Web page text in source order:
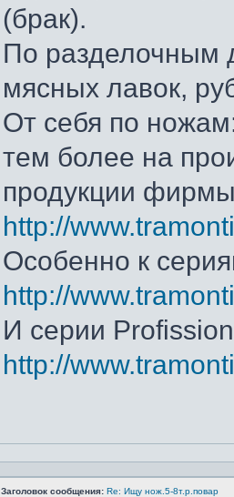
(брак).
По разделочным
мясных лавок,
От себя по
тем более на
продукции
http://
Особенно к
http://
И серии
http://
Заголовок сообщения: Re: Ищу нож.5-8т.р.повар